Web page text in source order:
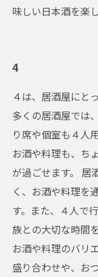
味しい日本酒を楽
4
４は、居酒屋にと
多くの居酒屋では
り席や個室も４人
お酒や料理も、ち
が過ごせます。 居
く、お酒や料理を
す。また、４人で
族との大切な時間
お酒や料理のバリ
盛り合わせや、お